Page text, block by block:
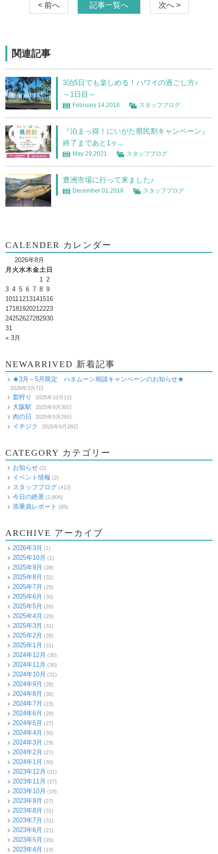
< 前へ 記事一覧へ 次へ >
関連記事
3泊5日でも楽しめる！ハワイの過ごし方♪
～1日目～
February 14,2018 スタッフブログ
『泊まっ得！にいがた県民割キャンペーン』
終了まであと1ヶ...
May 29,2021 スタッフブログ
豊洲市場に行って来ました♪
December 01,2018 スタッフブログ
CALENDER カレンダー
2026年8月
月 火水木金土 日
1 2
3 4 5 6 7 8 9
10111213141516
17181920212223
24252627282930
31
« 3月
NEWARRIVED 新着記事
★3月～5月限定 ハネムーン相談キャンペーンのお知らせ★
2026年3月7日
梨狩り 2025年10月1日
大阪駅 2025年9月30日
肉の日 2025年9月29日
イチジク 2025年9月28日
CATEGORY カテゴリー
お知らせ (2)
イベント情報 (2)
スタッフブログ (412)
今日の絶景 (2,804)
添乗員レポート (85)
ARCHIVE アーカイブ
2026年3月 (1)
2025年10月 (1)
2025年9月 (28)
2025年8月 (32)
2025年7月 (29)
2025年6月 (30)
2025年5月 (26)
2025年4月 (29)
2025年3月 (31)
2025年2月 (28)
2025年1月 (31)
2024年12月 (30)
2024年11月 (30)
2024年10月 (31)
2024年9月 (28)
2024年8月 (30)
2024年7月 (23)
2024年6月 (28)
2024年5月 (27)
2024年4月 (30)
2024年3月 (29)
2024年2月 (27)
2024年1月 (30)
2023年12月 (31)
2023年11月 (27)
2023年10月 (19)
2023年9月 (27)
2023年8月 (31)
2023年7月 (31)
2023年6月 (21)
2023年5月 (26)
2023年4月 (19)